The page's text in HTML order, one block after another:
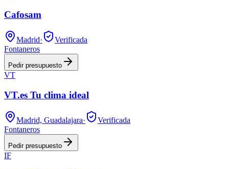
Cafosam
Madrid·
Verificada
Fontaneros
Pedir presupuesto
VT
VT.es Tu clima ideal
Madrid, Guadalajara·
Verificada
Fontaneros
Pedir presupuesto
IF